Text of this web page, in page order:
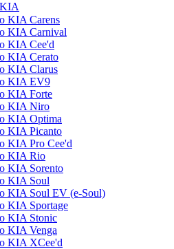
KIA Carens
KIA Carnival
KIA Cee'd
KIA Cerato
KIA Clarus
KIA EV9
KIA Forte
KIA Niro
KIA Optima
KIA Picanto
KIA Pro Cee'd
KIA Rio
KIA Sorento
KIA Soul
KIA Soul EV (e-Soul)
KIA Sportage
KIA Stonic
KIA Venga
KIA XCee'd